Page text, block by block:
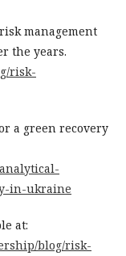
management
the years.
risk-
a green recovery
in-ukraine
at:
blog/risk-